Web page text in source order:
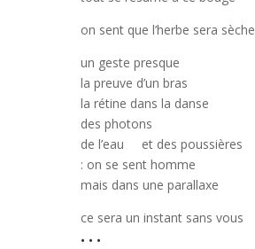
on sent que l’herbe sera sèche
un geste presque
la preuve d’un bras
la rétine dans la danse
des photons
de l’eau
et des poussières
: on se sent homme
mais dans une parallaxe
ce sera un instant sans vous
. . .